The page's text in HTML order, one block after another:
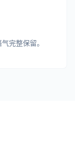
完整保留。